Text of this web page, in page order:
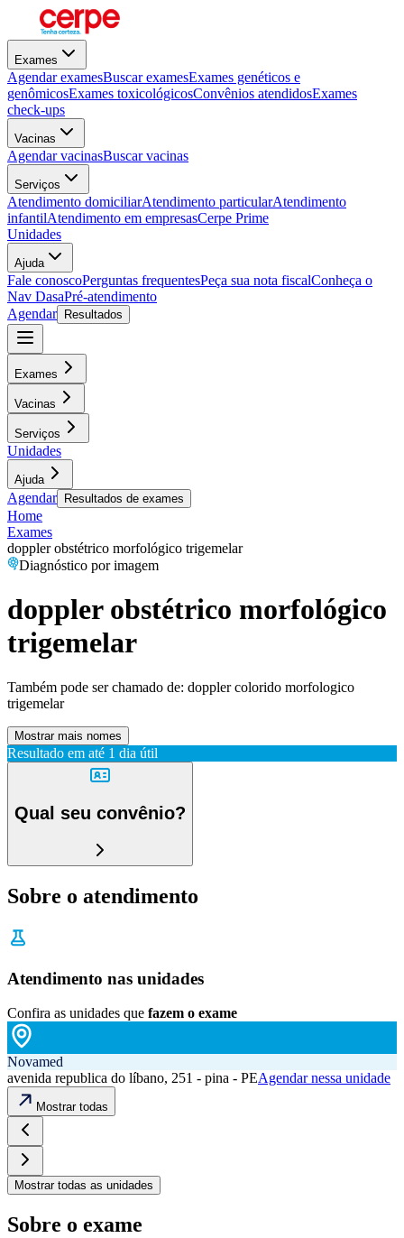
Exames
Agendar examesBuscar examesExames genéticos e
genômicosExames toxicológicosConvênios atendidosExames
check-ups
Vacinas
Agendar vacinasBuscar vacinas
Serviços
Atendimento domiciliarAtendimento particularAtendimento
infantilAtendimento em empresasCerpe Prime
Unidades
Ajuda
Fale conoscoPerguntas frequentesPeça sua nota fiscalConheça o
Nav DasaPré-atendimento
Agendar
Resultados
Exames
Vacinas
Serviços
Unidades
Ajuda
Agendar Resultados de exames
Home
Exames
doppler obstétrico morfológico trigemelar
Diagnóstico por imagem
doppler obstétrico morfológico
trigemelar
Também pode ser chamado de: doppler colorido morfologico
trigemelar
Mostrar mais nomes
Resultado em até 1 dia útil
Qual seu convênio?
Sobre o atendimento
Atendimento nas unidades
Confira as unidades que fazem o exame
Novamed
avenida republica do líbano, 251 - pina - PEAgendar nessa unidade
Mostrar todas
Mostrar todas as unidades
Sobre o exame